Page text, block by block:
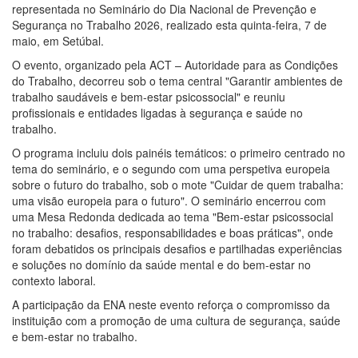
representada no Seminário do Dia Nacional de Prevenção e
Segurança no Trabalho 2026, realizado esta quinta-feira, 7 de
maio, em Setúbal.
O evento, organizado pela ACT – Autoridade para as Condições
do Trabalho, decorreu sob o tema central "Garantir ambientes de
trabalho saudáveis e bem-estar psicossocial" e reuniu
profissionais e entidades ligadas à segurança e saúde no
trabalho.
O programa incluiu dois painéis temáticos: o primeiro centrado no
tema do seminário, e o segundo com uma perspetiva europeia
sobre o futuro do trabalho, sob o mote "Cuidar de quem trabalha:
uma visão europeia para o futuro". O seminário encerrou com
uma Mesa Redonda dedicada ao tema "Bem-estar psicossocial
no trabalho: desafios, responsabilidades e boas práticas", onde
foram debatidos os principais desafios e partilhadas experiências
e soluções no domínio da saúde mental e do bem-estar no
contexto laboral.
A participação da ENA neste evento reforça o compromisso da
instituição com a promoção de uma cultura de segurança, saúde
e bem-estar no trabalho.